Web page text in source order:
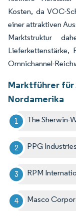
Kosten, da VOC-
einer attraktiven
Marktstruktur
Lieferkettenstärke,
Omnichannel-
Marktführer
Nordamerika
The Sherwin-
PPG
RPM
Masco